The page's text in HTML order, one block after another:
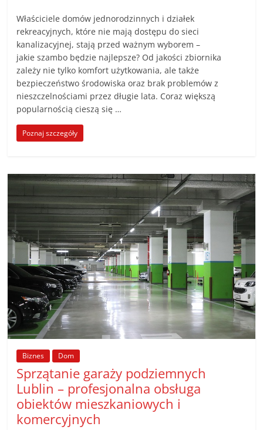
wskazówki
poradniki
na
każdy
temat
Właściciele domów jednorodzinnych i działek
rekreacyjnych, które nie mają dostępu do sieci
kanalizacyjnej, stają przed ważnym wyborem –
jakie szambo będzie najlepsze? Od jakości zbiornika
zależy nie tylko komfort użytkowania, ale także
bezpieczeństwo środowiska oraz brak problemów z
nieszczelnościami przez długie lata. Coraz większą
popularnością cieszą się …
Poznaj szczegóły
Biznes Dom
Sprzątanie garaży podziemnych
Lublin – profesjonalna obsługa
obiektów mieszkaniowych i
komercyjnych